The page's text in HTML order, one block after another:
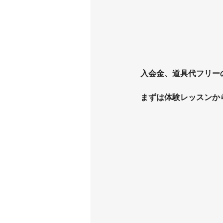
入会金、道具代フリー
まずは体験レッスンか